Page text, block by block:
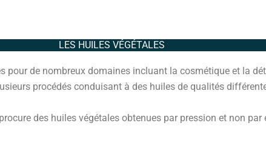
LES HUILES VÉGÉTALES
pour de nombreux domaines incluant la cosmétique et la
procédés conduisant à des huiles de qualités
des huiles végétales obtenues par pression et non